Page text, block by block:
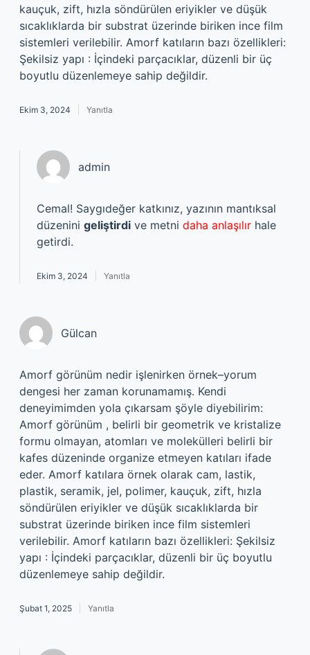
kauçuk, zift, hızla söndürülen eriyikler ve düşük
sıcaklıklarda bir substrat üzerinde biriken ince film
sistemleri verilebilir. Amorf katıların bazı özellikleri:
Şekilsiz yapı : İçindeki parçacıklar, düzenli bir üç
boyutlu düzenlemeye sahip değildir.
Ekim 3, 2024 Yanıtla
admin
Cemal! Saygıdeğer katkınız, yazının mantıksal
düzenini geliştirdi ve metni daha anlaşılır hale
getirdi.
Ekim 3, 2024 Yanıtla
Gülcan
Amorf görünüm nedir işlenirken örnek–yorum
dengesi her zaman korunamamış. Kendi
deneyimimden yola çıkarsam şöyle diyebilirim:
Amorf görünüm , belirli bir geometrik ve kristalize
formu olmayan, atomları ve molekülleri belirli bir
kafes düzeninde organize etmeyen katıları ifade
eder. Amorf katılara örnek olarak cam, lastik,
plastik, seramik, jel, polimer, kauçuk, zift, hızla
söndürülen eriyikler ve düşük sıcaklıklarda bir
substrat üzerinde biriken ince film sistemleri
verilebilir. Amorf katıların bazı özellikleri: Şekilsiz
yapı : İçindeki parçacıklar, düzenli bir üç boyutlu
düzenlemeye sahip değildir.
Şubat 1, 2025 Yanıtla